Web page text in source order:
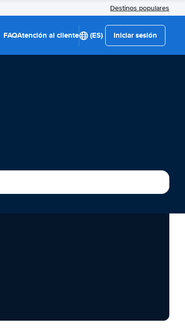
Destinos populares
FAQAtención al cliente (ES) Iniciar sesión